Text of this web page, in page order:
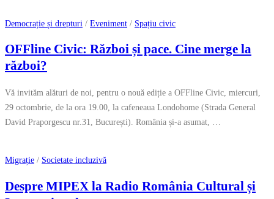
Democrație și drepturi / Eveniment / Spațiu civic
OFFline Civic: Război și pace. Cine merge la
război?
Vă invităm alături de noi, pentru o nouă ediție a OFFline Civic, miercuri,
29 octombrie, de la ora 19.00, la cafeneaua Londohome (Strada General
David Praporgescu nr.31, București). România și-a asumat, …
Migrație / Societate incluzivă
Despre MIPEX la Radio România Cultural și